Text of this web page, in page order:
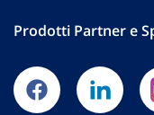
Prodotti Partner e